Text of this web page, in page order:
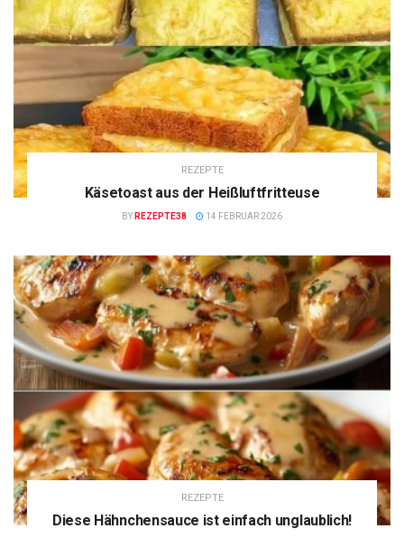
REZEPTE
Käsetoast aus der Heißluftfritteuse
BY REZEPTE38 14 FEBRUAR 2026
REZEPTE
Diese Hähnchensauce ist einfach unglaublich!